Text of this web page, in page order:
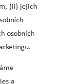
(ii) jejich
osobních
a